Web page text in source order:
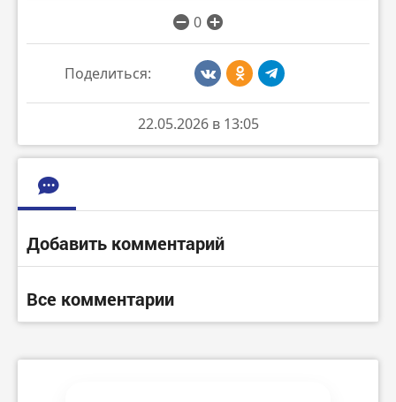
0
Поделиться:
22.05.2026 в 13:05
Добавить комментарий
Все комментарии